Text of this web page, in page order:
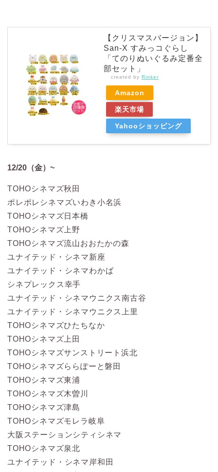
【クリスマスバージョン】
San-X すみっコぐらし
「てのりぬいぐるみ定番全
部セット」
created by Rinker
Amazon
楽天市場
Yahooショッピング
12/20（金）~
TOHOシネマズ秋田
ポレポレシネマズいわき小名浜
TOHOシネマズ日本橋
TOHOシネマズ上野
TOHOシネマズ流山おおたかの森
ユナイテッド・シネマ新座
ユナイテッド・シネマわかば
シネプレックス幸手
ユナイテッド・シネマウニクス南古谷
ユナイテッド・シネマウニクス上里
TOHOシネマズひたちなか
TOHOシネマズ上田
TOHOシネマズサンストリート浜北
TOHOシネマズららぽーと磐田
TOHOシネマズ東浦
TOHOシネマズ木曽川
TOHOシネマズ津島
TOHOシネマズモレラ岐阜
大阪ステーションシティシネマ
TOHOシネマズ泉北
ユナイテッド・シネマ岸和田